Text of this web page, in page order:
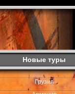
Новые туры
Грузия